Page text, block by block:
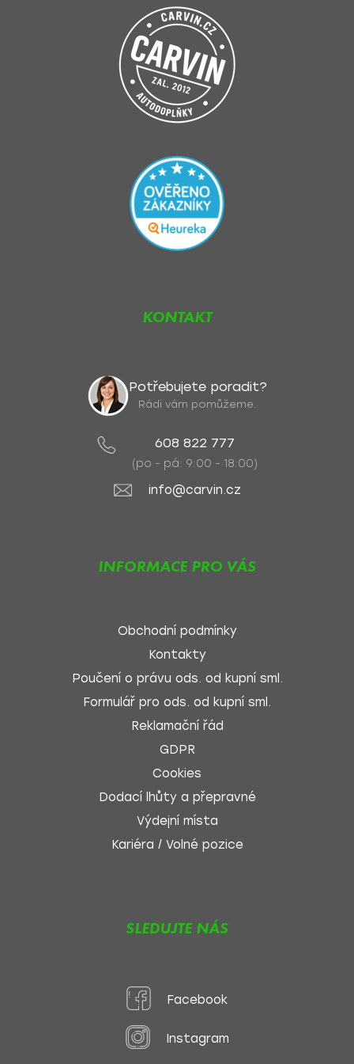
KONTAKT
Potřebujete poradit?
Rádi vám pomůžeme.
608 822 777
(po - pá: 9:00 - 18:00)
info@carvin.cz
INFORMACE PRO VÁS
Obchodní podmínky
Kontakty
Poučení o právu ods. od kupní sml.
Formulář pro ods. od kupní sml.
Reklamační řád
GDPR
Cookies
Dodací lhůty a přepravné
Výdejní místa
Kariéra / Volné pozice
SLEDUJTE NÁS
Facebook
Instagram